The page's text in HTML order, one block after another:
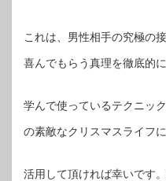
これは、男性相手の究極の
喜んでもらう真理を徹底的に
学んで使っているテクニッ
の素敵なクリスマスライフに
活用して頂ければ幸いです